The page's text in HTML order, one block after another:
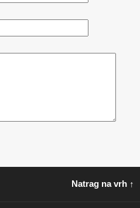
Natrag na vrh ↑